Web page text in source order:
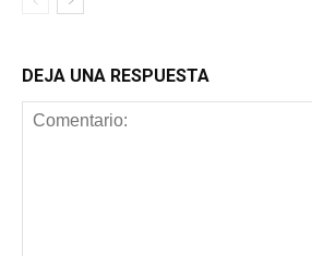
DEJA UNA RESPUESTA